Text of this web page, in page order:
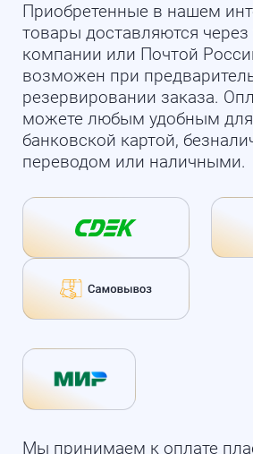
Приобретенные в нашем
товары доставляются
компании или Почтой
возможен при
резервировании заказа.
можете любым удобным для
банковской картой,
переводом или наличными.
Мы принимаем к оплате